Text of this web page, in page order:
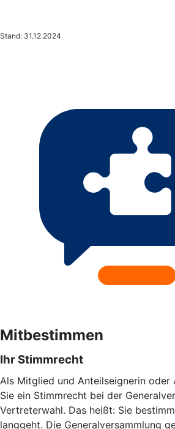
Stand: 31.12.2024
Mitbestimmen
Ihr Stimmrecht
Als Mitglied und Anteilseignerin oder
Sie ein Stimmrecht bei der
Vertreterwahl. Das heißt: Sie
langgeht. Die Generalversammlung